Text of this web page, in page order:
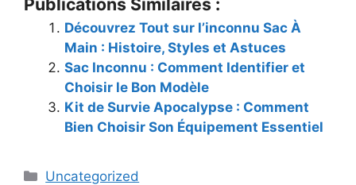
Découvrez Tout sur l’inconnu Sac À
Main : Histoire, Styles et Astuces
Sac Inconnu : Comment Identifier et
Choisir le Bon Modèle
Kit de Survie Apocalypse : Comment
Bien Choisir Son Équipement Essentiel
Catégories
Uncategorized